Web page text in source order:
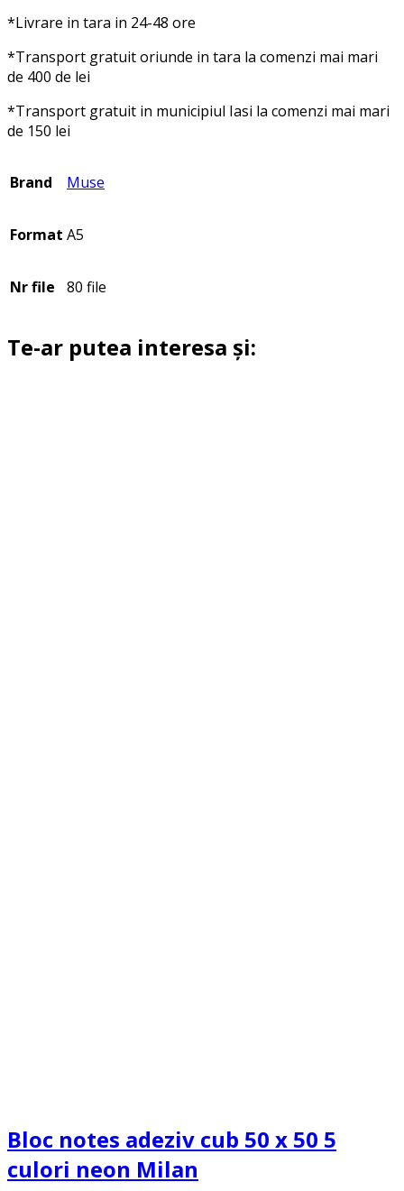
*Livrare in tara in 24-48 ore
*Transport gratuit oriunde in tara la comenzi mai mari
de 400 de lei
*Transport gratuit in municipiul Iasi la comenzi mai mari
de 150 lei
Brand Muse
Format A5
Nr file 80 file
Te-ar putea interesa și:
Bloc notes adeziv cub 50 x 50 5
culori neon Milan